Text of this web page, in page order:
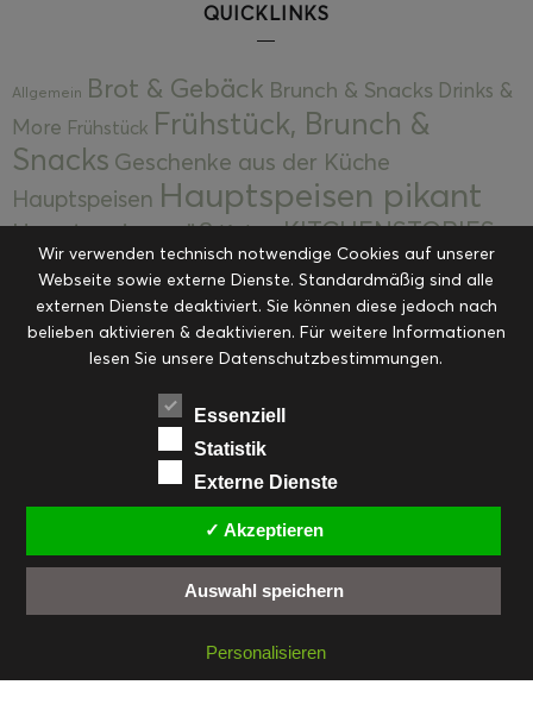
QUICKLINKS
Allgemein Brot & Gebäck Brunch & Snacks Drinks &
More Frühstück Frühstück, Brunch &
Snacks Geschenke aus der Küche
Hauptspeisen Hauptspeisen pikant
Hauptspeisen süßKekseKITCHENSTORIES
Kuchen, Torten & Desserts Kuchen und
Desserts Kulinarik Kulinarische Mitbringsel &
Eingemachtes Ohne Kategorie Ostern Resteküche
RezepteSaisonalSliderStartseite
Suppen, Salate & Vorspeisen
Vorspeisen, Salate & Suppen
Weihnachten Workshops & Events
FACEBOOK PINTEREST
EMAIL
INSTAGRAM
© cookiteasy.at by Simone Kemptner | powered byECKER Digital IT Solutions
Wir verwenden technisch notwendige Cookies auf unserer
Webseite sowie externe Dienste. Standardmäßig sind alle
externen Dienste deaktiviert. Sie können diese jedoch nach
belieben aktivieren & deaktivieren. Für weitere Informationen
lesen Sie unsere Datenschutzbestimmungen.
Essenziell
Statistik
Externe Dienste
✓ Akzeptieren
Auswahl speichern
Personalisieren